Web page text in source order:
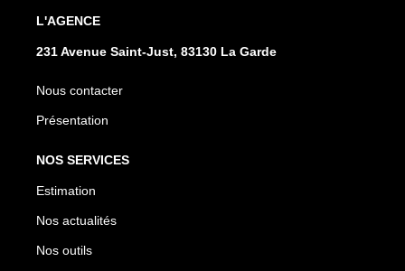
L'AGENCE
231 Avenue Saint-Just, 83130 La Garde
Nous contacter
Présentation
NOS SERVICES
Estimation
Nos actualités
Nos outils